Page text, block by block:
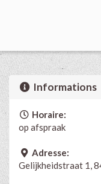
Informations
Horaire:
op afspraak
Adresse:
Gelijkheidstraat 1,